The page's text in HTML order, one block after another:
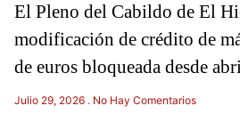
El Pleno del Cabildo de El
modificación de crédito de
de euros bloqueada desde
Julio 29, 2026 No Hay Comentarios